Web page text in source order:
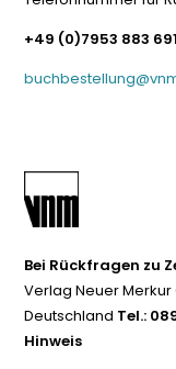
+49 (0)7953 883 691
Bei Rückfragen zu
Verlag Neuer Merkur
Deutschland Tel.:
Hinweis